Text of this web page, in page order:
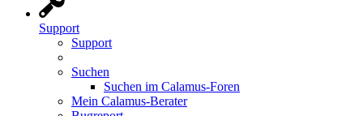
Support
Support
Suchen
Suchen im Calamus-Foren
Mein Calamus-Berater